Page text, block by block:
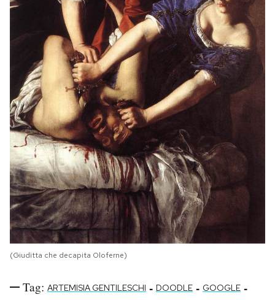
(Giuditta che decapita Oloferne)
Tag: ARTEMISIA GENTILESCHI - DOODLE - GOOGLE -